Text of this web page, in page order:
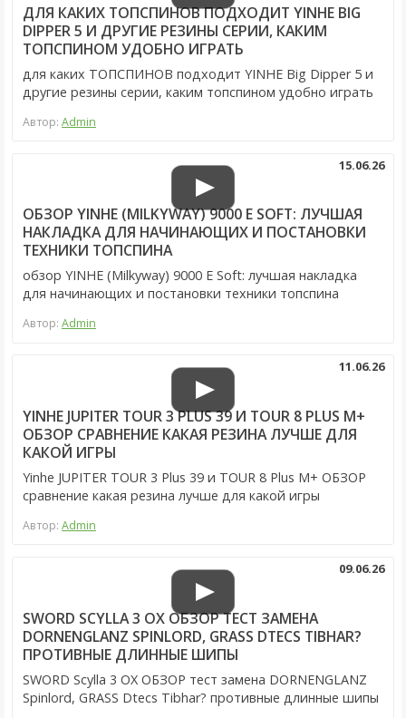
ДЛЯ КАКИХ ТОПСПИНОВ ПОДХОДИТ YINHE BIG
DIPPER 5 И ДРУГИЕ РЕЗИНЫ СЕРИИ, КАКИМ
ТОПСПИНОМ УДОБНО ИГРАТЬ
для каких ТОПСПИНОВ подходит YINHE Big Dipper 5 и
другие резины серии, каким топспином удобно играть
Автор: Admin
ОБЗОР YINHE (MILKYWAY) 9000 E SOFT: ЛУЧШАЯ
НАКЛАДКА ДЛЯ НАЧИНАЮЩИХ И ПОСТАНОВКИ
ТЕХНИКИ ТОПСПИНА
15.06.26
обзор YINHE (Milkyway) 9000 E Soft: лучшая накладка
для начинающих и постановки техники топспина
Автор: Admin
YINHE JUPITER TOUR 3 PLUS 39 И TOUR 8 PLUS M+
ОБЗОР СРАВНЕНИЕ КАКАЯ РЕЗИНА ЛУЧШЕ ДЛЯ
КАКОЙ ИГРЫ
11.06.26
Yinhe JUPITER TOUR 3 Plus 39 и TOUR 8 Plus M+ ОБЗОР
сравнение какая резина лучше для какой игры
Автор: Admin
SWORD SCYLLA 3 OX ОБЗОР ТЕСТ ЗАМЕНА
DORNENGLANZ SPINLORD, GRASS DTECS TIBHAR?
ПРОТИВНЫЕ ДЛИННЫЕ ШИПЫ
09.06.26
SWORD Scylla 3 OX ОБЗОР тест замена DORNENGLANZ
Spinlord, GRASS Dtecs Tibhar? противные длинные шипы